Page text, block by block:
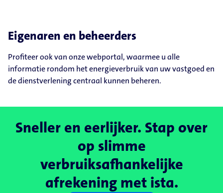
Eigenaren en beheerders
Profiteer ook van onze webportal, waarmee u alle
informatie rondom het energieverbruik van uw vastgoed en
de dienstverlening centraal kunnen beheren.
Sneller en eerlijker. Stap over
op slimme
verbruiksafhankelijke
afrekening met ista.